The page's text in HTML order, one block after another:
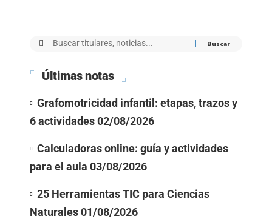
Últimas notas
Grafomotricidad infantil: etapas, trazos y
6 actividades02/08/2026
Calculadoras online: guía y actividades
para el aula 03/08/2026
25 Herramientas TIC para Ciencias
Naturales01/08/2026